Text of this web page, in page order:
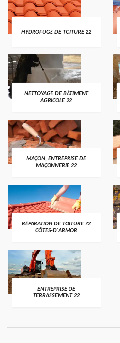
HYDROFUGE DE TOITURE 22
NETTOYAGE DE BÂTIMENT
AGRICOLE 22
MAÇON, ENTREPRISE DE
MAÇONNERIE 22
RÉPARATION DE TOITURE 22
CÔTES-D'ARMOR
ENTREPRISE DE
TERRASSEMENT 22